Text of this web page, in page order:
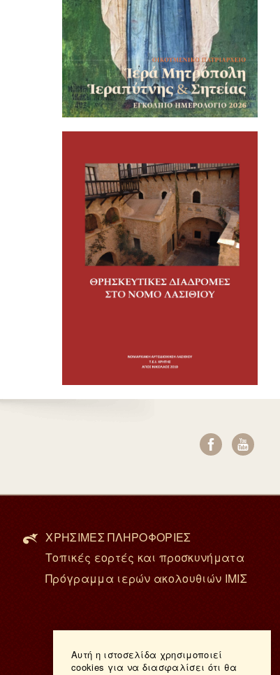
Αυτή η ιστοσελίδα χρησιμοποιεί
cookies για να διασφαλίσει ότι θα
ΧΡΗΣΙΜΕΣ ΠΛΗΡΟΦΟΡΙΕΣ
Τοπικές εορτές και προσκυνήματα
Πρόγραμμα ιερών ακολουθιών ΙΜΙΣ